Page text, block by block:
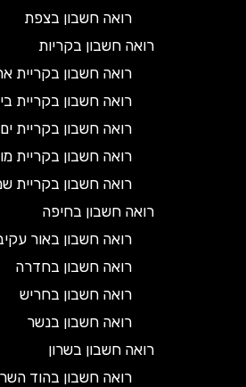
רואה חשבון בצפת
רואה חשבון בקריות
רואה חשבון בקריית אתא
רואה חשבון בקריית ביאליק
רואה חשבון בקריית ים
רואה חשבון בקריית מוצקין
רואה חשבון בקריית שמונה
רואה חשבון בחיפה
רואה חשבון באור עקיבא
רואה חשבון בחדרה
רואה חשבון בחריש
רואה חשבון בנשר
רואה חשבון בשרון
רואה חשבון בהוד השרון